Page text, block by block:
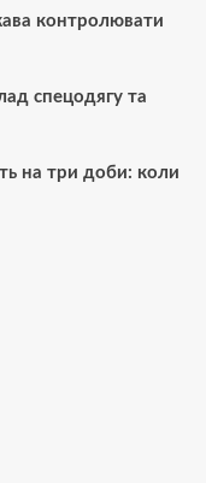
контролювати
спецодягу та
на три доби: коли